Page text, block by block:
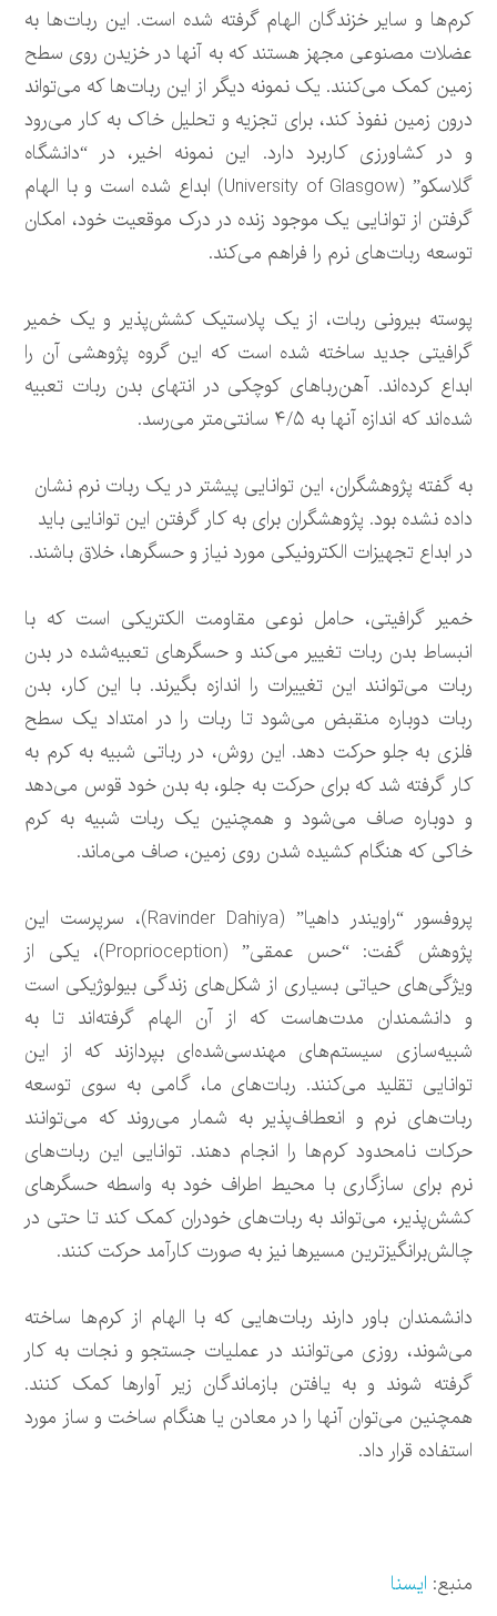
کرم‌ها و سایر خزندگان الهام گرفته شده است. این ربات‌ها به
عضلات مصنوعی مجهز هستند که به آنها در خزیدن روی سطح
زمین کمک می‌کنند. یک نمونه دیگر از این ربات‌ها که می‌تواند
درون زمین نفوذ کند، برای تجزیه و تحلیل خاک به کار می‌رود
و در کشاورزی کاربرد دارد. این نمونه اخیر، در “دانشگاه
گلاسکو” (University of Glasgow) ابداع شده است و با الهام
گرفتن از توانایی یک موجود زنده در درک موقعیت خود، امکان
توسعه ربات‌های نرم را فراهم می‌کند.
پوسته بیرونی ربات، از یک پلاستیک کشش‌پذیر و یک خمیر
گرافیتی جدید ساخته شده است که این گروه پژوهشی آن را
ابداع کرده‌اند. آهن‌رباهای کوچکی در انتهای بدن ربات تعبیه
شده‌اند که اندازه آنها به ۴/۵ سانتی‌متر می‌رسد.
به گفته پژوهشگران، این توانایی پیشتر در یک ربات نرم نشان
داده نشده بود. پژوهشگران برای به کار گرفتن این توانایی باید
در ابداع تجهیزات الکترونیکی مورد نیاز و حسگرها، خلاق باشند.
خمیر گرافیتی، حامل نوعی مقاومت الکتریکی است که با
انبساط بدن ربات تغییر می‌کند و حسگرهای تعبیه‌شده در بدن
ربات می‌توانند این تغییرات را اندازه بگیرند. با این کار، بدن
ربات دوباره منقبض می‌شود تا ربات را در امتداد یک سطح
فلزی به جلو حرکت دهد. این روش، در رباتی شبیه به کرم به
کار گرفته شد که برای حرکت به جلو، به بدن خود قوس می‌دهد
و دوباره صاف می‌شود و همچنین یک ربات شبیه به کرم
خاکی که هنگام کشیده شدن روی زمین، صاف می‌ماند.
پروفسور “راویندر داهیا” (Ravinder Dahiya)، سرپرست این
پژوهش گفت: “حس عمقی” (Proprioception‎)، یکی از
ویژگی‌های حیاتی بسیاری از شکل‌های زندگی بیولوژیکی است
و دانشمندان مدت‌هاست که از آن الهام گرفته‌اند تا به
شبیه‌سازی سیستم‌های مهندسی‌شده‌ای بپردازند که از این
توانایی تقلید می‌کنند. ربات‌های ما، گامی به سوی توسعه
ربات‌های نرم و انعطاف‌پذیر به شمار می‌روند که می‌توانند
حرکات نامحدود کرم‌ها را انجام دهند. توانایی این ربات‌های
نرم برای سازگاری با محیط اطراف خود به واسطه حسگرهای
کشش‌پذیر، می‌تواند به ربات‌های خودران کمک کند تا حتی در
چالش‌برانگیزترین مسیرها نیز به صورت کارآمد حرکت کنند.
دانشمندان باور دارند ربات‌هایی که با الهام از کرم‌ها ساخته
می‌شوند، روزی می‌توانند در عملیات جستجو و نجات به کار
گرفته شوند و به یافتن بازماندگان زیر آوارها کمک کنند.
همچنین می‌توان آنها را در معادن یا هنگام ساخت و ساز مورد
استفاده قرار داد.
منبع: ایسنا